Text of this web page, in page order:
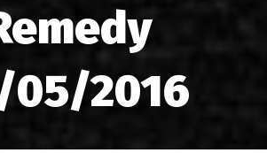
GR
EN
05/2016